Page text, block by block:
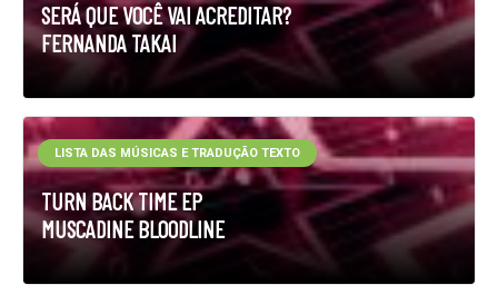
SERÁ QUE VOCÊ VAI ACREDITAR?
FERNANDA TAKAI
TURN BACK TIME EP
MUSCADINE BLOODLINE
LISTA DAS MÚSICAS E TRADUÇÃO TEXTO